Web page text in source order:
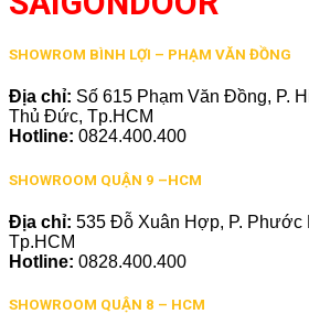
SHOWROM BÌNH LỢI – PHẠM VĂN ĐỒNG
Địa chỉ: Số 615 Phạm Văn Đồng, P.
Thủ Đức, Tp.HCM
Hotline: 0824.400.400
SHOWROOM QUẬN 9 –HCM
Địa chỉ: 535 Đỗ Xuân Hợp, P. Phước
Tp.HCM
Hotline: 0828.400.400
SHOWROOM QUẬN 8 – HCM